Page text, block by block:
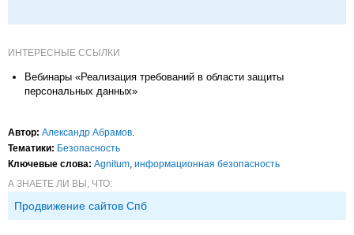
ИНТЕРЕСНЫЕ ССЫЛКИ
Вебинары «Реализация требований в области защиты
персональных данных»
Автор: Александр Абрамов
Тематики: Безопасность
Ключевые слова: Agnitum информационная безопасность
А ЗНАЕТЕ ЛИ ВЫ, ЧТО:
Продвижение сайтов Спб